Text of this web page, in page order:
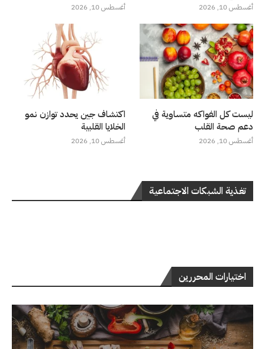
أغسطس 10, 2026 أغسطس 10, 2026
ليست كل الفواكه متساوية في
دعم صحة القلب
أغسطس 10, 2026
اكتشاف جين يحدد توازن نمو
الخلايا القلبية
أغسطس 10, 2026
تغذية الشبكات الاجتماعية
اختيارات المحررين